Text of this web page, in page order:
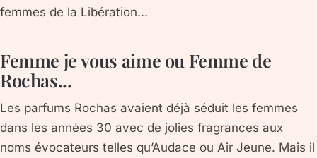
femmes de la Libération...
Femme je vous aime ou Femme de
Rochas...
Les parfums Rochas avaient déjà séduit les femmes
dans les années 30 avec de jolies fragrances aux
noms évocateurs telles qu’Audace ou Air Jeune. Mais il